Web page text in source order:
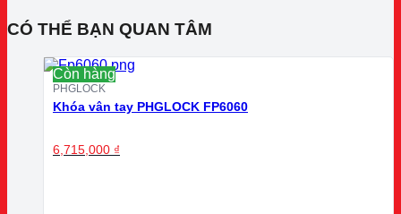
CÓ THỂ BẠN QUAN TÂM
Còn hàng
PHGLOCK
Khóa vân tay PHGLOCK FP6060
6,715,000 ₫